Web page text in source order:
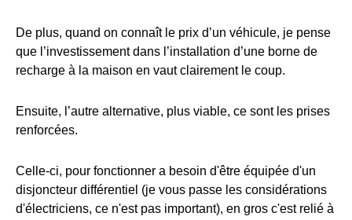
De plus, quand on connaît le prix d’un véhicule, je pense
que l’investissement dans l’installation d’une borne de
recharge à la maison en vaut clairement le coup.
Ensuite, l’autre alternative, plus viable, ce sont les prises
renforcées.
Celle-ci, pour fonctionner a besoin d'être équipée d'un
disjoncteur différentiel (je vous passe les considérations
d'électriciens, ce n'est pas important), en gros c'est relié à